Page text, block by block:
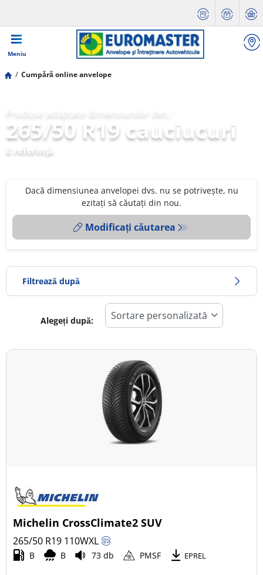
Meniu
Cumpără online anvelope
265/50 R19 cauciucuri
8 referinţă
Dacă dimensiunea anvelopei dvs. nu se potrivește, nu
ezitați să căutați din nou.
Modificați căutarea
Filtrează după
Toate tipurile (8)
Tip autovehicul
Toate tipurile (8)
Autoturism (3)
SUV (5)
Alegeți după:
Michelin CrossClimate2 SUV
265/50 R19 110WXL
B B 73 db PMSF EPREL